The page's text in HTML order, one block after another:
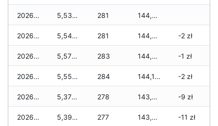
2026-04-26 5,530 zł 281 144,700 zł
2026-04-25 5,540 zł 281 144,470 zł -2 zł
2026-04-24 5,570 zł 283 144,390 zł -1 zł
2026-04-23 5,550 zł 284 144,190 zł -2 zł
2026-04-22 5,370 zł 278 143,890 zł -9 zł
2026-04-21 5,390 zł 277 143,780 zł -11 zł